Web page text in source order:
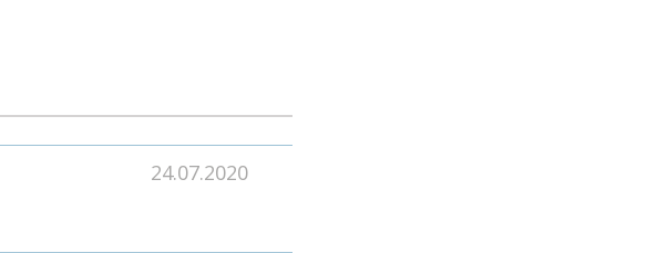
24.07.2020